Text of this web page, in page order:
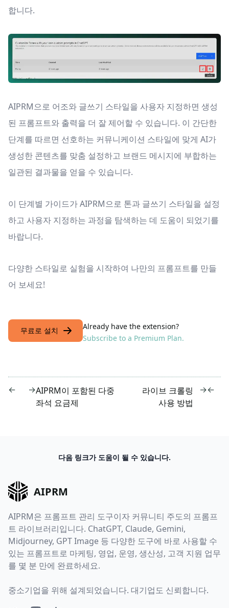
합니다.
AIPRM으로 어조와 글쓰기 스타일을 사용자 지정하면 생성
된 프롬프트와 출력을 더 잘 제어할 수 있습니다. 이 간단한
단계를 따르면 선호하는 커뮤니케이션 스타일에 맞게 AI가
생성한 콘텐츠를 맞춤 설정하고 브랜드 메시지에 부합하는
일관된 결과물을 얻을 수 있습니다.
이 단계별 가이드가 AIPRM으로 톤과 글쓰기 스타일을 설정
하고 사용자 지정하는 과정을 탐색하는 데 도움이 되었기를
바랍니다.
다양한 스타일로 실험을 시작하여 나만의 프롬프트를 만들
어 보세요!
무료로 설치
Already have the extension?
Subscribe to a Premium Plan.
← →AIPRM이 포함된 다중
좌석 요금제
라이브 크롤링
사용 방법
→←
다음 링크가 도움이 될 수 있습니다.
AIPRM
AIPRM은 프롬프트 관리 도구이자 커뮤니티 주도의 프롬프
트 라이브러리입니다. ChatGPT, Claude, Gemini,
Midjourney, GPT Image 등 다양한 도구에 바로 사용할 수
있는 프롬프트로 마케팅, 영업, 운영, 생산성, 고객 지원 업무
를 몇 분 만에 완료하세요.
중소기업을 위해 설계되었습니다. 대기업도 신뢰합니다.